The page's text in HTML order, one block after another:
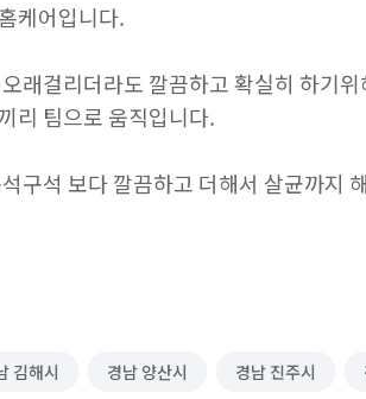
케어입니다.
래걸리더라도 깔끔하고 확실히 하기
리 팀으로 움직입니다.
구석 보다 깔끔하고 더해서 살균까지
김해시 경남 양산시 경남 진주시